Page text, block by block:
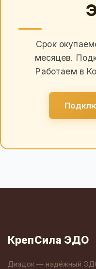
Срок
месяцев.
Работаем в
КрепСила ЭДО
Диадок — надёжный